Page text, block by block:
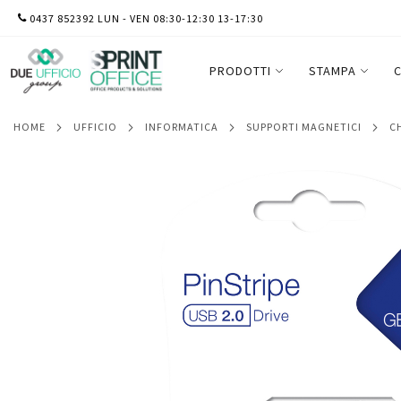
SALTA
CONTENUTO
0437 852392 LUN - VEN 08:30-12:30 13-17:30
PRODOTTI STAMPA
HOME UFFICIO INFORMATICA SUPPORTI MAGNETICI